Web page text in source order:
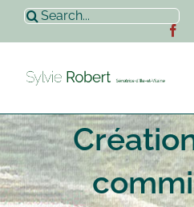
Passer
contenu
Rechercher:
Accueil
Sylvie Robert